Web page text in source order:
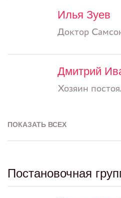
Илья Зуев
Доктор
Дмитрий
Хозяин
ПОКАЗАТЬ ВСЕХ
Постановочная